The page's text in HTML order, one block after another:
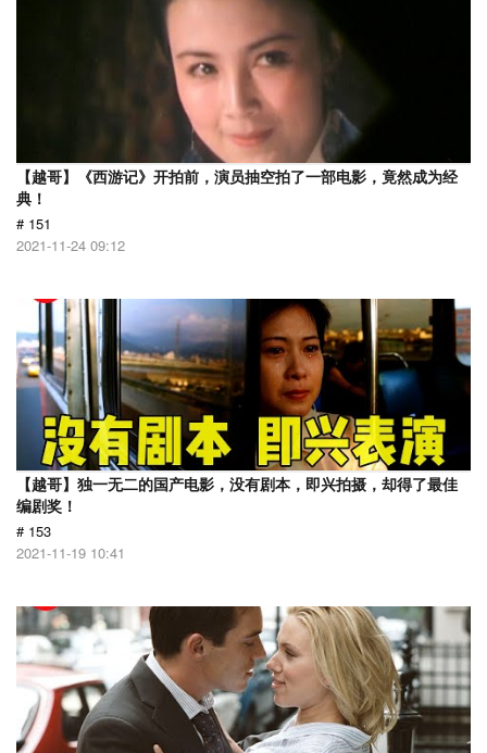
【越哥】《西游记》开拍前，演员抽空拍了一部电影，竟然成为经
典！
# 151
2021-11-24 09:12
【越哥】独一无二的国产电影，没有剧本，即兴拍摄，却得了最佳
编剧奖！
# 153
2021-11-19 10:41